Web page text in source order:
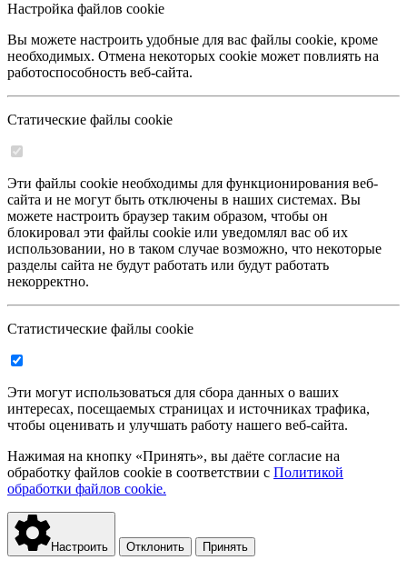
Настройка файлов cookie
Вы можете настроить удобные для вас файлы cookie, кроме
необходимых. Отмена некоторых cookie может повлиять на
работоспособность веб-сайта.
Статические файлы cookie
Эти файлы cookie необходимы для функционирования веб-
сайта и не могут быть отключены в наших системах. Вы
можете настроить браузер таким образом, чтобы он
блокировал эти файлы cookie или уведомлял вас об их
использовании, но в таком случае возможно, что некоторые
разделы сайта не будут работать или будут работать
некорректно.
Статистические файлы cookie
Эти могут использоваться для сбора данных о ваших
интересах, посещаемых страницах и источниках трафика,
чтобы оценивать и улучшать работу нашего веб-сайта.
Нажимая на кнопку «Принять», вы даёте согласие на
обработку файлов cookie в соответствии с Политикой
обработки файлов cookie.
Настроить Отклонить Принять